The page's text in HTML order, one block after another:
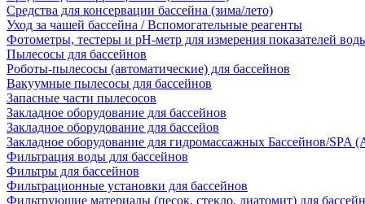
Средства для консервации бассейна (зима/лето)
Уход за чашей бассейна / Вспомогательные реагенты
Фотометры, тестеры и рН-метр для измерения показателей
Пылесосы для бассейнов
Роботы-пылесосы (автоматические) для бассейнов
Вакуумные пылесосы для бассейнов
Запасные части пылесосов
Закладное оборудование для бассейнов
Закладное оборудование для бассейов
Закладное оборудование для гидромассажных Бассейнов/SPA
Фильтрация воды для бассейнов
Фильтры для бассейнов
Фильтрационные установки для бассейнов
Фильтрующие материалы (песок, стекло, диатомит) для